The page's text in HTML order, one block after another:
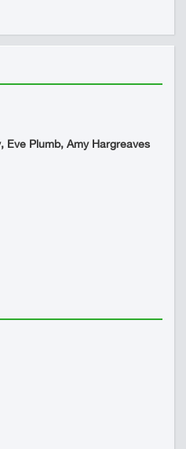
Eve Plumb, Amy Hargreaves